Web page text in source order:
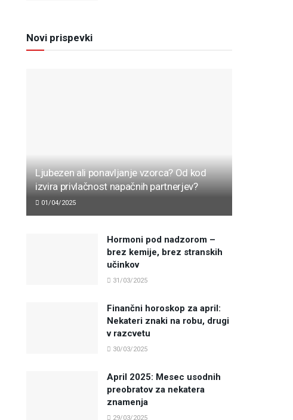
Novi prispevki
Ljubezen ali ponavljanje vzorca? Od kod
izvira privlačnost napačnih partnerjev?
01/04/2025
Hormoni pod nadzorom –
brez kemije, brez stranskih
učinkov
31/03/2025
Finančni horoskop za april:
Nekateri znaki na robu, drugi
v razcvetu
30/03/2025
April 2025: Mesec usodnih
preobratov za nekatera
znamenja
29/03/2025